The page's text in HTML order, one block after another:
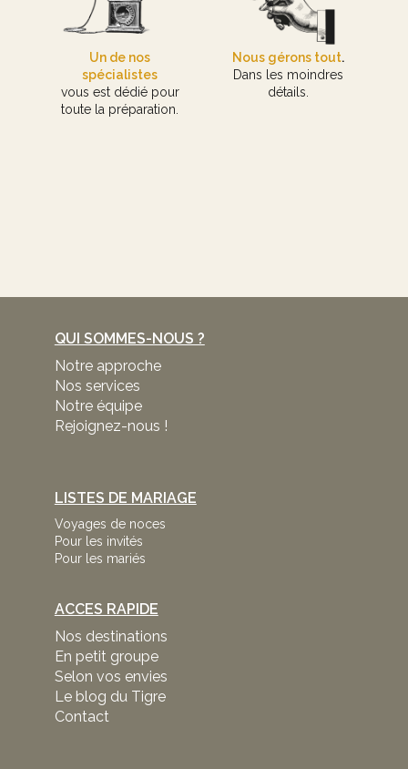
Un de nos
spécialistes
vous est dédié pour
toute la préparation.
Nous gérons tout.
Dans les moindres
détails.
QUI SOMMES-NOUS ?
Notre approche
Nos services
Notre équipe
Rejoignez-nous !
LISTES DE MARIAGE
Voyages de noces
Pour les invités
Pour les mariés
ACCES RAPIDE
Nos destinations
En petit groupe
Selon vos envies
Le blog du Tigre
Contact